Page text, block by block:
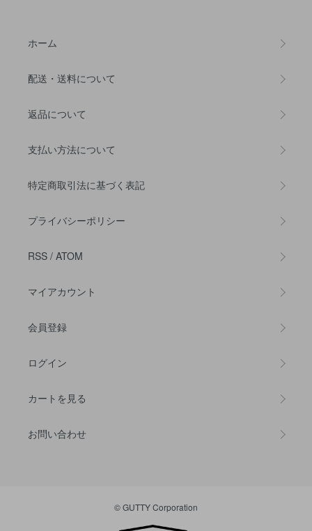
ホーム
配送・送料について
返品について
支払い方法について
特定商取引法に基づく表記
プライバシーポリシー
RSS / ATOM
マイアカウント
会員登録
ログイン
カートを見る
お問い合わせ
© GUTTY Corporation